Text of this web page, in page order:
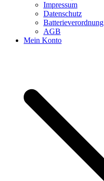
Impressum
Datenschutz
Batterieverordnung
AGB
Mein Konto